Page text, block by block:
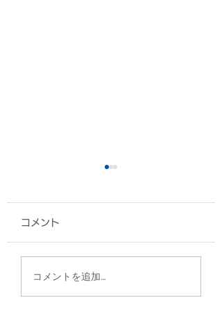
タンブラー/株式会社ス
ターハウジング 様
コメント
コメントを追加…